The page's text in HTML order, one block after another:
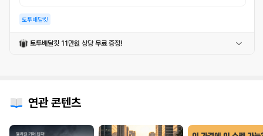
토투배달킷
토투배달킷 11만원 상당 무료 증정!
연관 콘텐츠